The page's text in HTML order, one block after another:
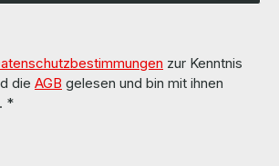
zur Kenntnis
die AGB gelesen und bin mit ihnen
*